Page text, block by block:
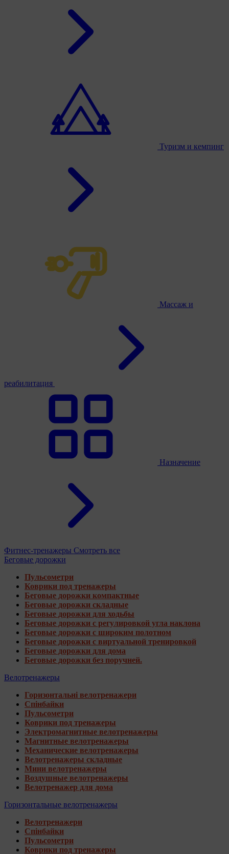
Туризм и кемпинг
Массаж и
реабилитация
Назначение
Фитнес-тренажеры Смотреть все
Беговые дорожки
Пульсометри
Коврики под тренажеры
Беговые дорожки компактные
Беговые дорожки складные
Беговые дорожки для ходьбы
Беговые дорожки с регулировкой угла наклона
Беговые дорожки с широким полотном
Беговые дорожки с виртуальной тренировкой
Беговые дорожки для дома
Беговые дорожки без поручней.
Велотренажеры
Горизонтальні велотренажери
Спінбайки
Пульсометри
Коврики под тренажеры
Электромагнитные велотренажеры
Магнитные велотренажеры
Механические велотренажеры
Велотренажеры складные
Мини велотренажеры
Воздушные велотренажеры
Велотренажер для дома
Горизонтальные велотренажеры
Велотренажери
Спінбайки
Пульсометри
Коврики под тренажеры